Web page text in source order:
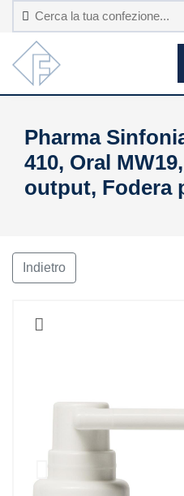
Pharma
410, Oral
output, Fodera
Indietro